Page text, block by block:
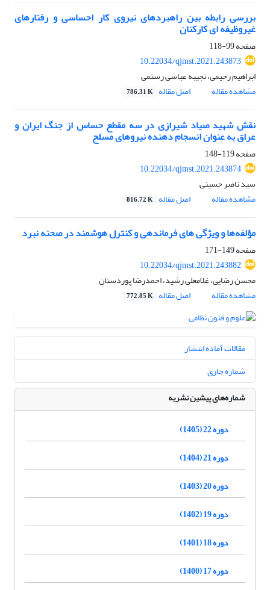
بررسی رابطه بین راهبردهای نیروی کار احساسی و رفتارهای
غیروظیفه ای کارکنان
صفحه99-118
10.22034/qjmst.2021.243873
ابراهیم رحیمی، نجیبه عباسی رستمی
مشاهده مقاله
اصل مقاله 786.31 K
نقش شهید صیاد شیرازی در سه مقطع حساس از جنگ ایران و
عراق به عنوان انسجام دهنده نیروهای مسلح
صفحه119-148
10.22034/qjmst.2021.243874
سید ناصر حسینی
مشاهده مقاله
اصل مقاله 816.72 K
مؤلفه‌ها و ویژگی های فرماندهی و کنترل هوشمند در صحنه نبرد
صفحه149-171
10.22034/qjmst.2021.243882
محسن رضایی، غلامعلی رشید، احمدرضا پوردستان
مشاهده مقاله
اصل مقاله 772.85 K
مقالات آماده انتشار
شماره جاری
شماره‌های پیشین نشریه
دوره 22 (1405)
دوره 21 (1404)
دوره 20 (1403)
دوره 19 (1402)
دوره 18 (1401)
دوره 17 (1400)